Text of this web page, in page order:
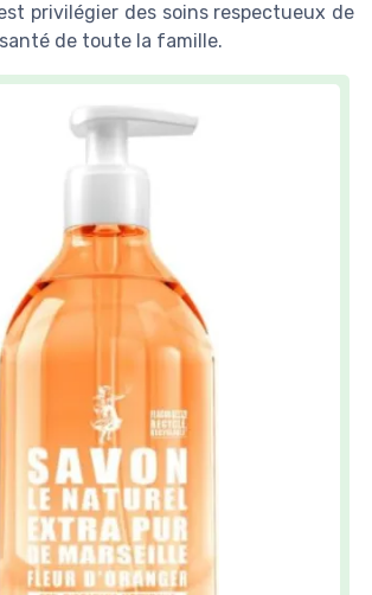
privilégier des soins respectueux de
de toute la famille.
Extra Pur de Marseille -
de Peau
— 360 avis